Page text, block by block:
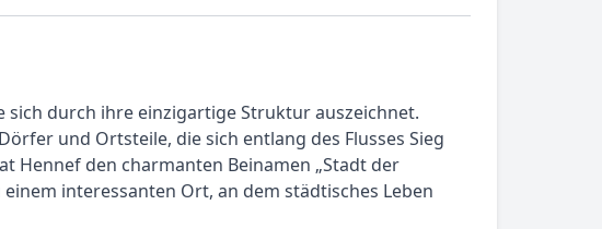
sich durch ihre einzigartige Struktur auszeichnet.
und Ortsteile, die sich entlang des Flusses Sieg
Hennef den charmanten Beinamen „Stadt der
interessanten Ort, an dem städtisches Leben